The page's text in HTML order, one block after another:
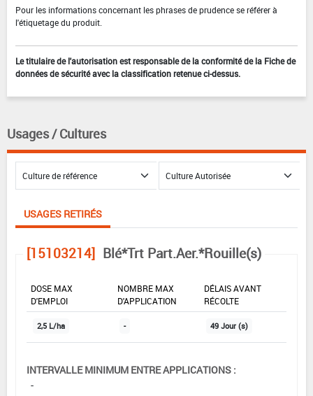
Pour les informations concernant les phrases de prudence se référer à
l'étiquetage du produit.
Le titulaire de l'autorisation est responsable de la conformité de la Fiche de
données de sécurité avec la classification retenue ci-dessus.
Usages / Cultures
USAGES RETIRÉS
[15103214] Blé*Trt Part.Aer.*Rouille(s)
DOSE MAX
D'EMPLOI
NOMBRE MAX
D'APPLICATION
DÉLAIS AVANT
RÉCOLTE
2,5 L/ha - 49 Jour (s)
INTERVALLE MINIMUM ENTRE APPLICATIONS :
-